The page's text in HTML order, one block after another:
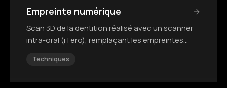
Empreinte numérique
Scan 3D de la dentition réalisé avec un scanner
intra-oral (iTero), remplaçant les empreintes
Techniques